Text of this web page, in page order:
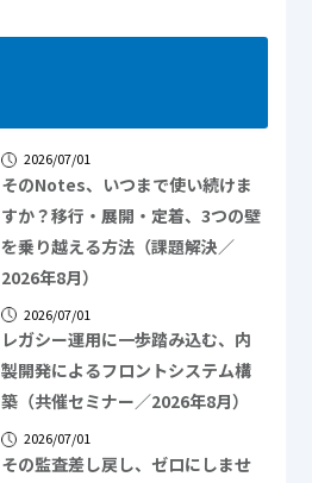
2026/07/01
そのNotes、いつまで使い続けま
すか？移行・展開・定着、3つの壁
を乗り越える方法（課題解決／
2026年8月）
2026/07/01
レガシー運用に一歩踏み込む、内
製開発によるフロントシステム構
築（共催セミナー／2026年8月）
2026/07/01
その監査差し戻し、ゼロにしませ